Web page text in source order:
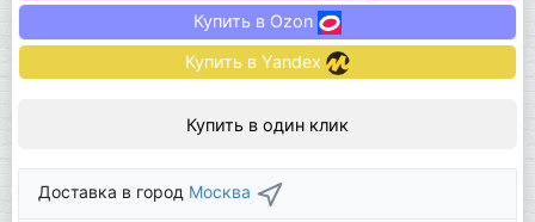
Купить в Ozon
Купить в Yandex
Купить в один клик
Доставка в город Москва